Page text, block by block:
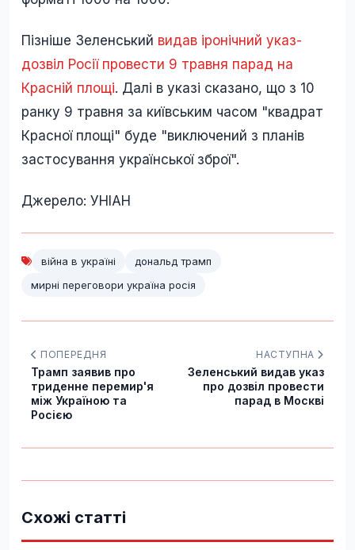
Пізніше Зеленський видав іронічний указ-
дозвіл Росії провести 9 травня парад на
Красній площі. Далі в указі сказано, що з 10
ранку 9 травня за київським часом "квадрат
Красної площі" буде "виключений з планів
застосування української зброї".
Джерело: УНІАН
війна в україні
дональд трамп
мирні переговори україна росія
ПОПЕРЕДНЯ
Трамп заявив про
триденне перемир'я
між Україною та
Росією
НАСТУПНА
Зеленський видав указ
про дозвіл провести
парад в Москві
Схожі статті